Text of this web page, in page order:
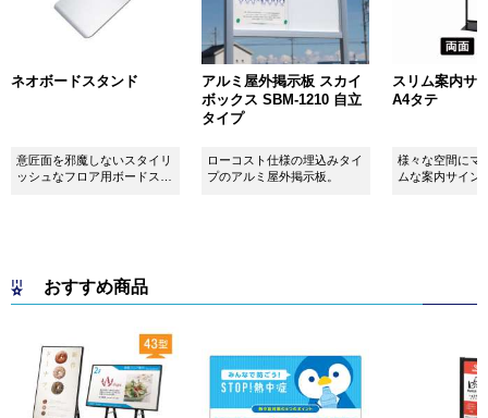
ネオボードスタンド
意匠面を邪魔しないスタイリ
ッシュなフロア用ボードスタ
アルミ屋外掲示板 スカイ
ボックス SBM-1210 自立
タイプ
ローコスト仕様の埋込みタイ
プのアルミ屋外掲示板。
スリム案内サ
A4タテ
様々な空間にマ
ムな案内サイン
おすすめ商品